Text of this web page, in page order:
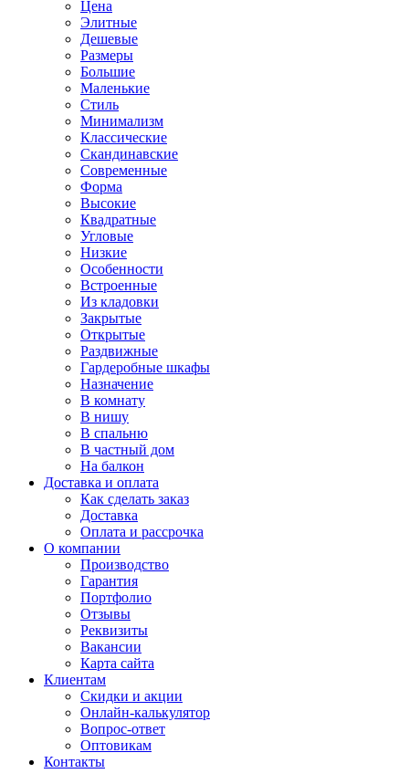
Цена
Элитные
Дешевые
Размеры
Большие
Маленькие
Стиль
Минимализм
Классические
Скандинавские
Современные
Форма
Высокие
Квадратные
Угловые
Низкие
Особенности
Встроенные
Из кладовки
Закрытые
Открытые
Раздвижные
Гардеробные шкафы
Назначение
В комнату
В нишу
В спальню
В частный дом
На балкон
Доставка и оплата
Как сделать заказ
Доставка
Оплата и рассрочка
О компании
Производство
Гарантия
Портфолио
Отзывы
Реквизиты
Вакансии
Карта сайта
Клиентам
Скидки и акции
Онлайн-калькулятор
Вопрос-ответ
Оптовикам
Контакты